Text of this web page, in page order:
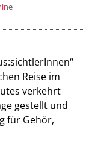
Reise im
ver­kehrt
gestellt und
für Gehör,